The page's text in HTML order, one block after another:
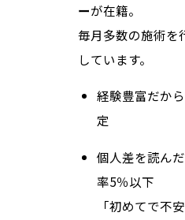
ーが在籍。
毎月多数の施術を
しています。
経験豊富だか
定
個人差を読ん
率5％以下
「初めてで不